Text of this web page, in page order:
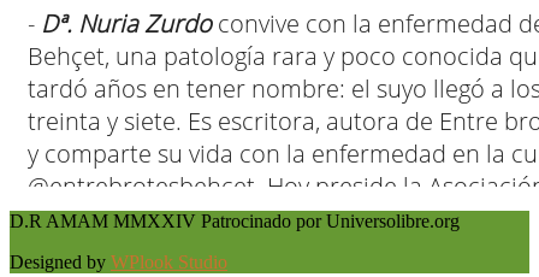
D.R AMAM MMXXIV Patrocinado por Universolibre.org
Designed by WPlook Studio